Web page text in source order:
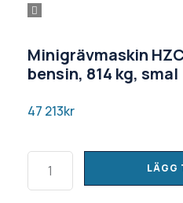
Minigrävmaskin
bensin, 814 kg, smal
47 213kr
LÄGG